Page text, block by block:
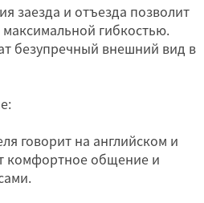
заезда и отъезда позволит
гибкостью.
безупречный внешний вид в
говорит на английском и
комфортное общение и